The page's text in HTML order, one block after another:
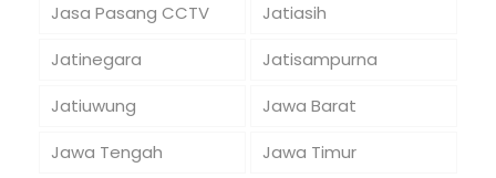
Jasa Pasang CCTV
Jatiasih
Jatinegara
Jatisampurna
Jatiuwung
Jawa Barat
Jawa Tengah
Jawa Timur